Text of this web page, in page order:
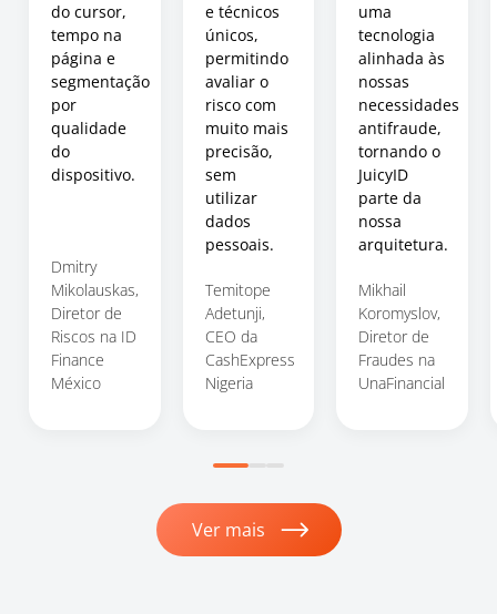
do cursor,
tempo na
página e
segmentação
por
qualidade
do
dispositivo.
Dmitry
Mikolauskas,
Diretor de
Riscos na ID
Finance
México
e técnicos
únicos,
permitindo
avaliar o
risco com
muito mais
precisão,
sem
utilizar
dados
pessoais.
Temitope
Adetunji,
CEO da
CashExpress
Nigeria
uma
tecnologia
alinhada às
nossas
necessidades
antifraude,
tornando o
JuicyID
parte da
nossa
arquitetura.
Mikhail
Koromyslov,
Diretor de
Fraudes na
UnaFinancial
Ver mais